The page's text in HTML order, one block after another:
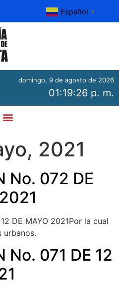
herramientas
Español ▼
domingo, 9 de agosto de 2026
01:19:26 p. m.
2021
No. 072 DE
DE MAYO 2021Por la cual
urbanos.
No. 071 DE 12